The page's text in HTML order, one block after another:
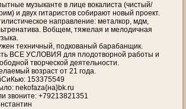
музыканте в лице вокалиста (чистый/
и двух гитаристов собирают новый проект.
направление: металкор, мдм,
Вобщем, тяжелая и мелодичная
техничный, подкованый барабанщик.
ВСЕ УСЛОВИЯ для плодотворной работы и
творческой деятельности.
возраст от 21 года.
153375549
nekofaza{на}bk.ru
звоните: +79213821351